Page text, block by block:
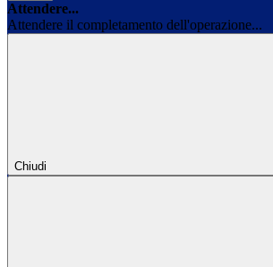
Attendere...
Attendere il completamento dell'operazione...
Chiudi